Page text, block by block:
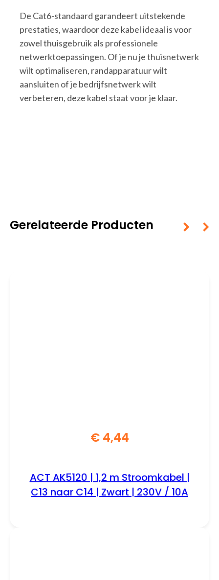
De Cat6-standaard garandeert uitstekende
prestaties, waardoor deze kabel ideaal is voor
zowel thuisgebruik als professionele
netwerktoepassingen. Of je nu je thuisnetwerk
wilt optimaliseren, randapparatuur wilt
aansluiten of je bedrijfsnetwerk wilt
verbeteren, deze kabel staat voor je klaar.
Gerelateerde Producten
€4,44
ACT AK5120 | 1,2 m Stroomkabel |
C13 naar C14 | Zwart | 230V / 10A